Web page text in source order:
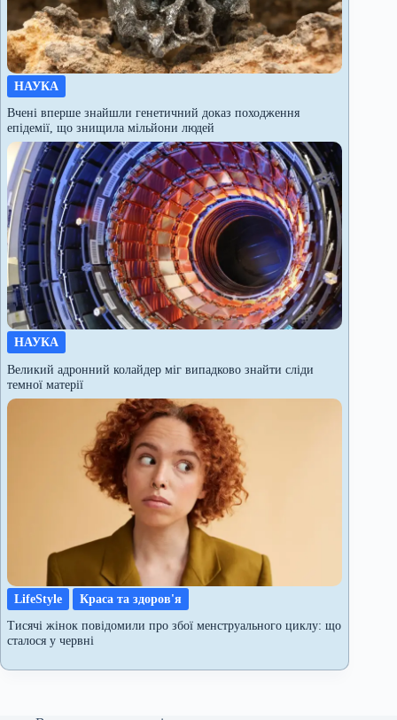
НАУКА
Вчені вперше знайшли генетичний доказ походження
епідемії, що знищила мільйони людей
НАУКА
Великий адронний колайдер міг випадково знайти сліди
темної матерії
LifeStyle
Краса та здоров'я
Тисячі жінок повідомили про збої менструального циклу: що
сталося у червні